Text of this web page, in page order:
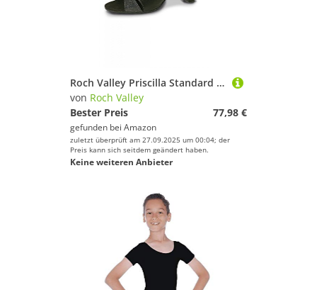
Roch Valley Priscilla Standard Latein Tanzschuhe für Damen Schwarz 5L (38)
von Roch Valley
Bester Preis
77,98 €
gefunden bei Amazon
zuletzt überprüft am 27.09.2025 um 00:04; der
Preis kann sich seitdem geändert haben.
Keine weiteren Anbieter